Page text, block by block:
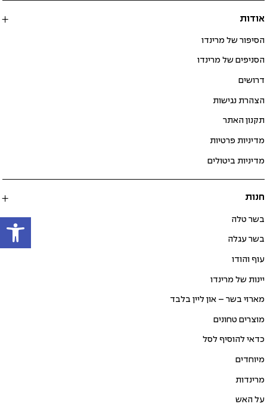
אודות
הסיפור של מרינדו
הסניפים של מרינדו
דרושים
הצהרת נגישות
תקנון האתר
מדיניות פרטיות
מדיניות ביטולים
חנות
בשר טלה
בשר עגלה
עוף והודו
יינות של מרינדו
מארזי בשר – און ליין בלבד
מוצרים טחונים
כדאי להוסיף לסל
מיוחדים
מרינדות
על האש